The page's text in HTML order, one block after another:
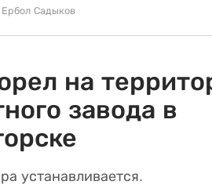
Ербол Садыков
на
завода в
устанавливается.